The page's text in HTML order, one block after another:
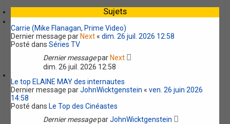
r
Sujets
Carrie (Mike Flanagan, Prime Video)
Dernier message par Next«dim. 26 juil. 2026 12:58
Posté dansSéries TV
Dernier messagepar Next
dim. 26 juil. 2026 12:58
Le top ELAINE MAY des internautes
Dernier message parJohnWicktgenstein «ven. 26 juin 2026
14:58
Posté dans Le Top des Cinéastes
Dernier messageparJohnWicktgenstein